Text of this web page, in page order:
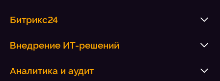
Битрикс24
Внедрение ИТ-решений
Аналитика и аудит